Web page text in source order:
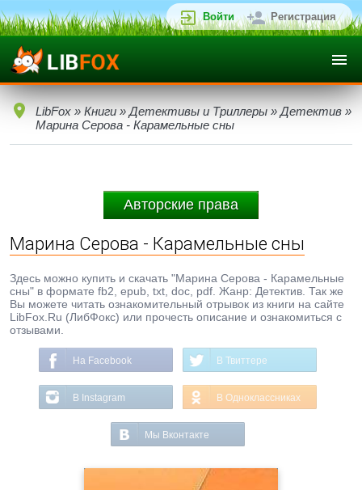
Войти Регистрация
LibFox » Книги » Детективы и Триллеры » Детектив »
Марина Серова - Карамельные сны
Авторские права
Марина Серова - Карамельные сны
Здесь можно купить и скачать "Марина Серова - Карамельные
сны" в формате fb2, epub, txt, doc, pdf. Жанр: Детектив. Так же
Вы можете читать ознакомительный отрывок из книги на сайте
LibFox.Ru (ЛибФокс) или прочесть описание и ознакомиться с
отзывами.
На Facebook В Твиттере
В Instagram В Одноклассниках
Мы Вконтакте